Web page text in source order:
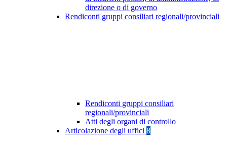
direzione o di governo
Rendiconti gruppi consiliari regionali/provinciali
Rendiconti gruppi consiliari
regionali/provinciali
Atti degli organi di controllo
Articolazione degli uffici 8